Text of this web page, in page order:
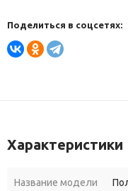
Поделиться в соцсетях:
Характеристики
Название модели